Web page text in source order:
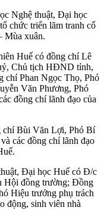
thuật, Đại học
chức triển lãm tranh cổ
Mùa xuân.
có đồng chí Lê
Chủ tịch HĐND tỉnh,
chí Phan Ngọc Thọ, Phó
Văn Phương, Phó
đồng chí lãnh đạo của
Văn Lợi, Phó Bí
các đồng chí lãnh đạo
Đại học Huế có Đ/c
Hội đồng trường; Đồng
Hiệu trưởng phụ trách
động, sinh viên nhà